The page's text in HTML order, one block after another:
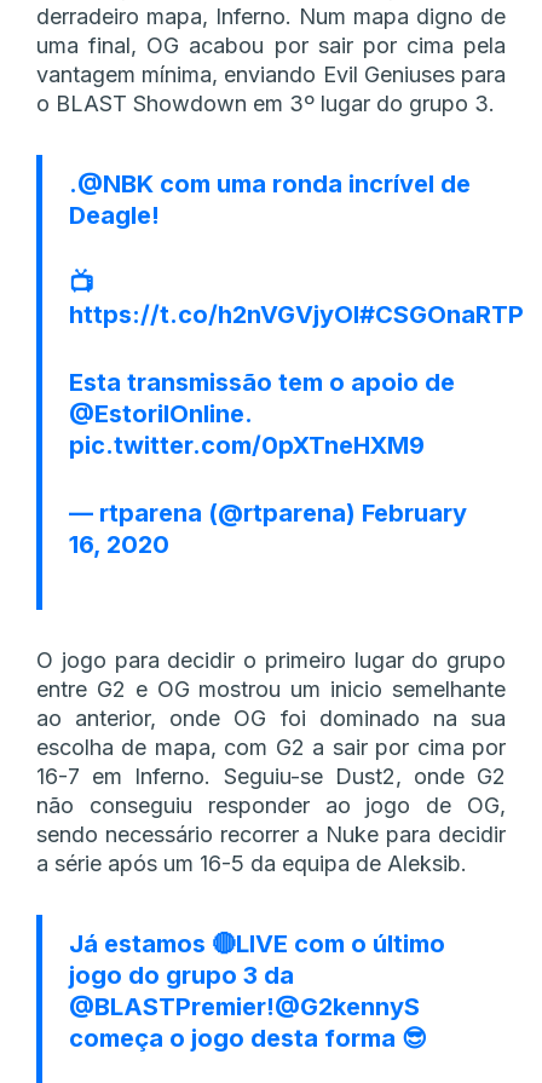
derradeiro mapa, Inferno. Num mapa digno de
uma final, OG acabou por sair por cima pela
vantagem mínima, enviando Evil Geniuses para
o BLAST Showdown em 3º lugar do grupo 3.
.@NBK com uma ronda incrível de
Deagle!
📺
https://t.co/h2nVGVjyOI#CSGOnaRTP
Esta transmissão tem o apoio de
@EstorilOnline.
pic.twitter.com/0pXTneHXM9
— rtparena (@rtparena) February
16, 2020
O jogo para decidir o primeiro lugar do grupo
entre G2 e OG mostrou um inicio semelhante
ao anterior, onde OG foi dominado na sua
escolha de mapa, com G2 a sair por cima por
16-7 em Inferno. Seguiu-se Dust2, onde G2
não conseguiu responder ao jogo de OG,
sendo necessário recorrer a Nuke para decidir
a série após um 16-5 da equipa de Aleksib.
Já estamos 🔴LIVE com o último
jogo do grupo 3 da
@BLASTPremier!@G2kennyS
começa o jogo desta forma 😎